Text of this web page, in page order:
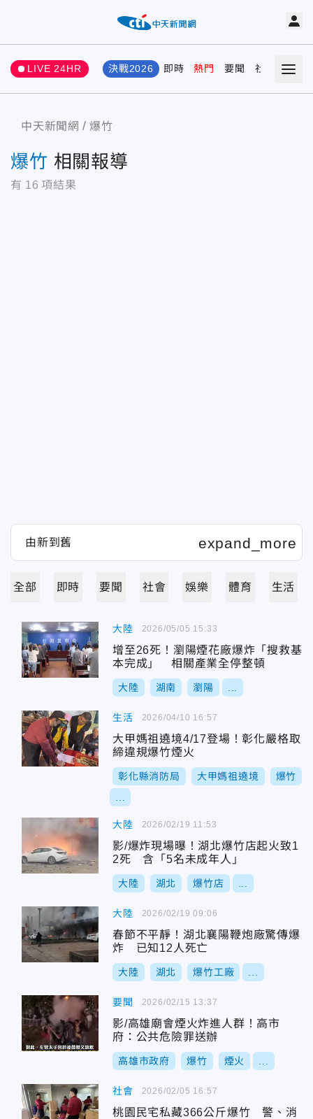
LIVE 24HR 決戰2026 即時 熱門 要聞 社會 娛樂
中天新聞網 爆竹
爆竹 相關報導
有 16 項結果
全部 即時 要聞 社會 娛樂 體育 生活
大陸
增至26死！瀏陽煙花廠爆炸「搜救基
本完成」 相關產業全停整頓
大陸 湖南 瀏陽
2026/05/05 15:33
生活
大甲媽祖遶境4/17登場！彰化嚴格取
締違規爆竹煙火
彰化縣消防局 大甲媽祖遶境 爆竹
2026/04/10 16:57
大陸
影/爆炸現場曝！湖北爆竹店起火致1
2死 含「5名未成年人」
大陸 湖北 爆竹店
2026/02/19 11:53
大陸
春節不平靜！湖北襄陽鞭炮廠驚傳爆
炸 已知12人死亡
大陸 湖北 爆竹工廠
2026/02/19 09:06
要聞
影/高雄廟會煙火炸進人群！高市
府：公共危險罪送辦
高雄市政府 爆竹 煙火
2026/02/15 13:37
社會
桃園民宅私藏366公斤爆竹 警、消
2026/02/05 16:57